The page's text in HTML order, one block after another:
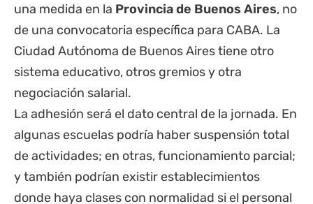
una medida en la Provincia de Buenos Aires, no
de una convocatoria específica para CABA. La
Ciudad Autónoma de Buenos Aires tiene otro
sistema educativo, otros gremios y otra
negociación salarial.
La adhesión será el dato central de la jornada. En
algunas escuelas podría haber suspensión total
de actividades; en otras, funcionamiento parcial;
y también podrían existir establecimientos
donde haya clases con normalidad si el personal